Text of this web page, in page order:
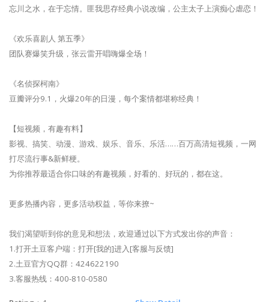
忘川之水，在于忘情。匪我思存经典小说改编，公主太子上演痴心虐恋！
《欢乐喜剧人 第五季》
团队赛爆笑升级，张云雷开唱嗨爆全场！
《名侦探柯南》
豆瓣评分9.1，火爆20年的日漫，每个案情都堪称经典！
【短视频，有趣有料】
影视、搞笑、动漫、游戏、娱乐、音乐、乐活……百万高清短视频，一网
打尽流行事&新鲜梗。
为你推荐最适合你口味的有趣视频，好看的、好玩的，都在这。
更多热播内容，更多活动权益，等你来撩~
我们渴望听到你的意见和想法，欢迎通过以下方式发出你的声音：
1.打开土豆客户端：打开[我的]进入[客服与反馈]
2.土豆官方QQ群：424622190
3.客服热线：400-810-0580